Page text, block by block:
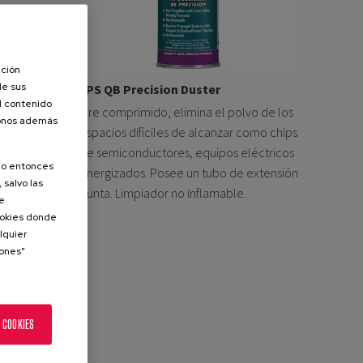
LPS QB Precision Duster
Aire comprimido, elimina el polvo de los
espacios difíciles de alcanzar como chips
de semiconductores, equipos eléctricos
energizados. Posee un tubo de extensión
punta. Limpiador no inflamable.
sus
contenido
además
entonces
salvo las
donde